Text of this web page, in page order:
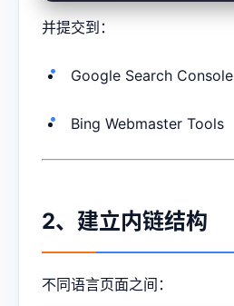
并提交到：
Google Search Console
Bing Webmaster Tools
2、建立内链结构
不同语言页面之间：